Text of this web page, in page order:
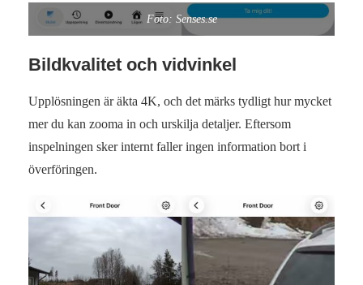
Foto: Senses.se
Bildkvalitet och vidvinkel
Upplösningen är äkta 4K, och det märks tydligt hur mycket
mer du kan zooma in och urskilja detaljer. Eftersom
inspelningen sker internt faller ingen information bort i
överföringen.